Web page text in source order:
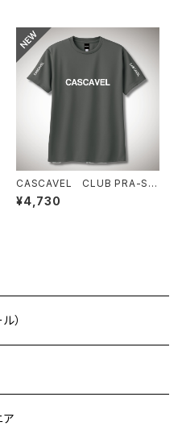
CASCAVEL CLUB PRA-SHI
RT ダークグレー
¥4,730
）
ア